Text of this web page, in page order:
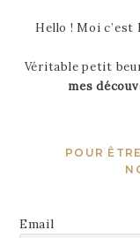
Hello ! Moi c’est
Véritable petit
mes
POUR
Email